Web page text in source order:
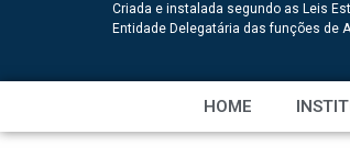
Criada e instalada segundo as Leis
Entidade Delegatária das funções de
HOME